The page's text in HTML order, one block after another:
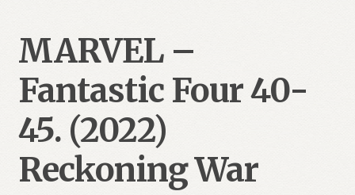
MARVEL –
Fantastic Four 40-
45. (2022)
Reckoning War